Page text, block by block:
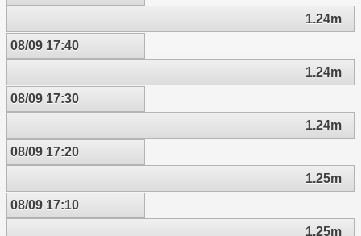
1.24m
08/09 17:40
1.24m
08/09 17:30
1.24m
08/09 17:20
1.25m
08/09 17:10
1.25m